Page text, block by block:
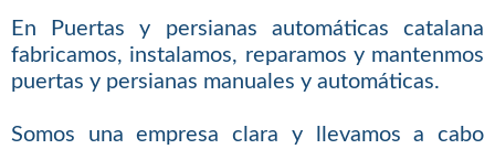
En Puertas y persianas automáticas catalana
fabricamos, instalamos, reparamos y mantenmos
puertas y persianas manuales y automáticas.
Somos una empresa clara y llevamos a cabo